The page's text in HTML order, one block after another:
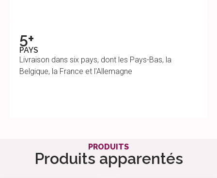
5+
PAYS
Livraison dans six pays, dont les Pays-Bas, la
Belgique, la France et l'Allemagne
PRODUITS
Produits apparentés